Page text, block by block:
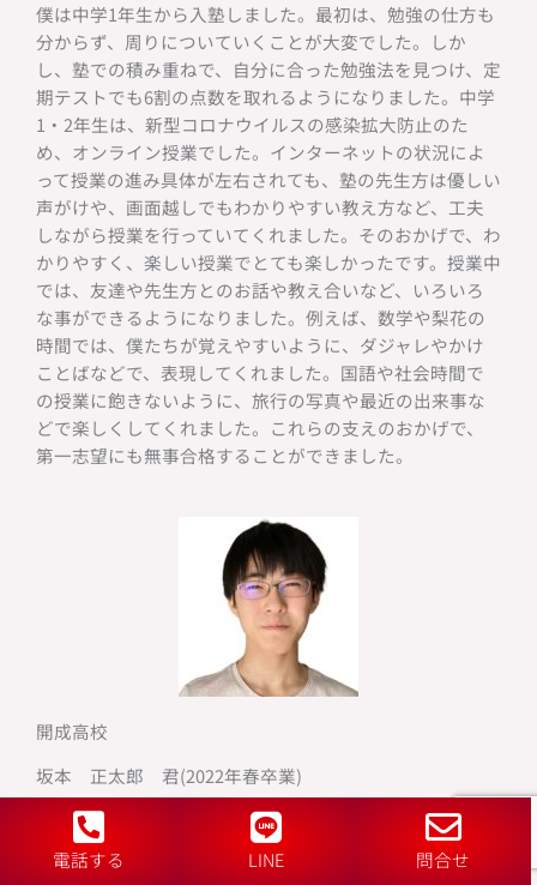
僕は中学1年生から入塾しました。最初は、勉強の仕方も
分からず、周りについていくことが大変でした。しか
し、塾での積み重ねで、自分に合った勉強法を見つけ、定
期テストでも6割の点数を取れるようになりました。中学
1・2年生は、新型コロナウイルスの感染拡大防止のた
め、オンライン授業でした。インターネットの状況によ
って授業の進み具体が左右されても、塾の先生方は優しい
声がけや、画面越しでもわかりやすい教え方など、工夫
しながら授業を行っていてくれました。そのおかげで、わ
かりやすく、楽しい授業でとても楽しかったです。授業中
では、友達や先生方とのお話や教え合いなど、いろいろ
な事ができるようになりました。例えば、数学や梨花の
時間では、僕たちが覚えやすいように、ダジャレやかけ
ことばなどで、表現してくれました。国語や社会時間で
の授業に飽きないように、旅行の写真や最近の出来事な
どで楽しくしてくれました。これらの支えのおかげで、
第一志望にも無事合格することができました。
開成高校
坂本 正太郎 君(2022年春卒業)
僕は小学5年生からネクサスで中学受験の勉強をしていま
した。そのころまで僕は自分で勉強をしたことがほとん
電話する LINE 問合せ